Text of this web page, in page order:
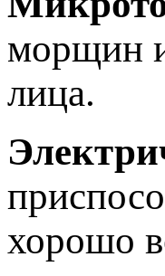
морщин
лица.
хорошо